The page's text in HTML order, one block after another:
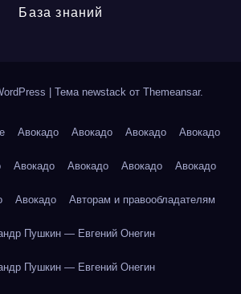
База знаний
Тема newstack от Themeansar.
Авокадо Авокадо Авокадо Авокадо
Авокадо Авокадо Авокадо Авокадо
Авокадо Авторам и правообладателям
Пушкин — Евгений Онегин
Пушкин — Евгений Онегин